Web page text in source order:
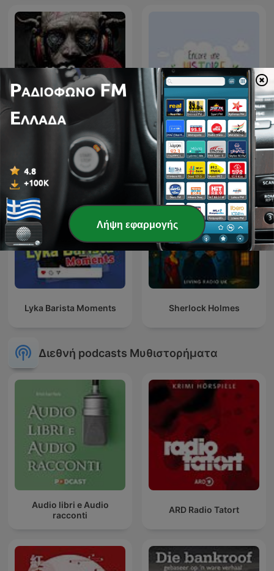
Kwentong Takipsilim
Pinoy Tagalog Horror
Stories Podcast
Encore une histoire
Lyka Barista Moments Sherlock Holmes
Διεθνή podcasts Μυθιστορήματα
Audio libri e Audio
racconti
ARD Radio Tatort
Λήψη εφαρμογής